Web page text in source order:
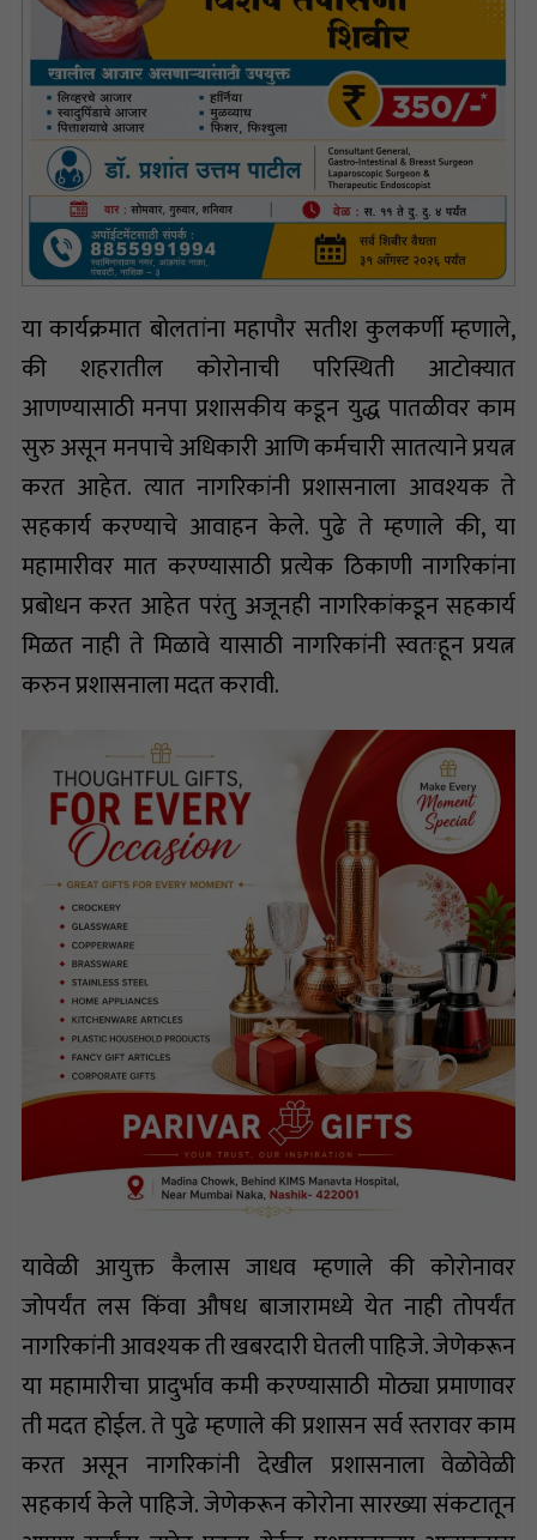
या कार्यक्रमात बोलतांना महापौर सतीश कुलकर्णी म्हणाले,
की शहरातील कोरोनाची परिस्थिती आटोक्यात
आणण्यासाठी मनपा प्रशासकीय कडून युद्ध पातळीवर काम
सुरु असून मनपाचे अधिकारी आणि कर्मचारी सातत्याने प्रयत्न
करत आहेत. त्यात नागरिकांनी प्रशासनाला आवश्यक ते
सहकार्य करण्याचे आवाहन केले. पुढे ते म्हणाले की, या
महामारीवर मात करण्यासाठी प्रत्येक ठिकाणी नागरिकांना
प्रबोधन करत आहेत परंतु अजूनही नागरिकांकडून सहकार्य
मिळत नाही ते मिळावे यासाठी नागरिकांनी स्वतःहून प्रयत्न
करुन प्रशासनाला मदत करावी.
यावेळी आयुक्त कैलास जाधव म्हणाले की कोरोनावर
जोपर्यंत लस किंवा औषध बाजारामध्ये येत नाही तोपर्यंत
नागरिकांनी आवश्यक ती खबरदारी घेतली पाहिजे. जेणेकरून
या महामारीचा प्रादुर्भाव कमी करण्यासाठी मोठ्या प्रमाणावर
ती मदत होईल. ते पुढे म्हणाले की प्रशासन सर्व स्तरावर काम
करत असून नागरिकांनी देखील प्रशासनाला वेळोवेळी
सहकार्य केले पाहिजे. जेणेकरून कोरोना सारख्या संकटातून